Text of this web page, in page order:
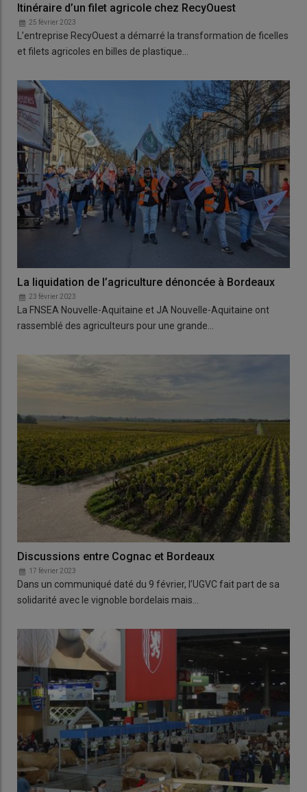
Itinéraire d’un filet agricole chez RecyOuest
25 février 2023
L’entreprise RecyOuest a démarré la transformation de ficelles
et filets agricoles en billes de plastique…
La liquidation de l’agriculture dénoncée à Bordeaux
23 février 2023
La FNSEA Nouvelle-Aquitaine et JA Nouvelle-Aquitaine ont
rassemblé des agriculteurs pour une grande…
Discussions entre Cognac et Bordeaux
17 février 2023
Dans un communiqué daté du 9 février, l’UGVC fait part de sa
solidarité avec le vignoble bordelais mais…